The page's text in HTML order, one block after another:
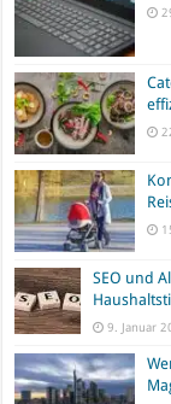
SEO und
9. Januar